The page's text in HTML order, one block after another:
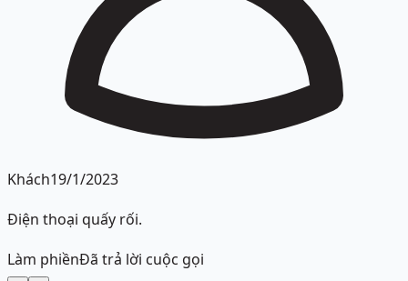
Khách19/1/2023
Điện thoại quấy rối.
Làm phiềnĐã trả lời cuộc gọi